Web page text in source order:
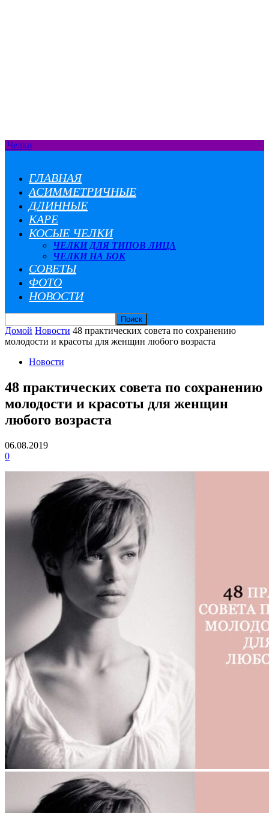
Челки
ГЛАВНАЯ
АСИММЕТРИЧНЫЕ
ДЛИННЫЕ
КАРЕ
КОСЫЕ ЧЕЛКИ
ЧЕЛКИ ДЛЯ ТИПОВ ЛИЦА
ЧЕЛКИ НА БОК
СОВЕТЫ
ФОТО
НОВОСТИ
Домой Новости 48 практических совета по сохранению
молодости и красоты для женщин любого возраста
Новости
48 практических совета по сохранению
молодости и красоты для женщин
любого возраста
06.08.2019
0